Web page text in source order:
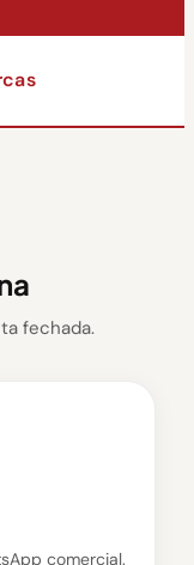
fechada.
comercial.